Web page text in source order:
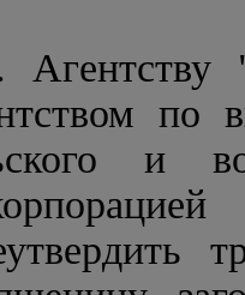
Агентству
по
и